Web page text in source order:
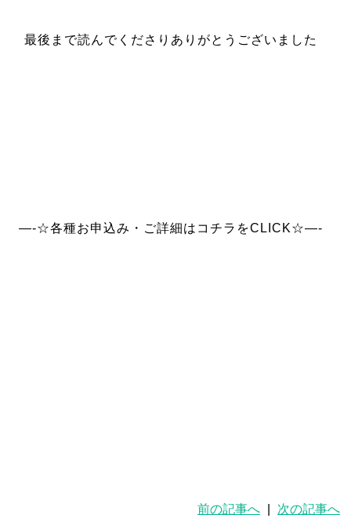
最後まで読んでくださりありがとうございました
—-☆各種お申込み・ご詳細はコチラをCLICK☆—-
前の記事へ 次の記事へ